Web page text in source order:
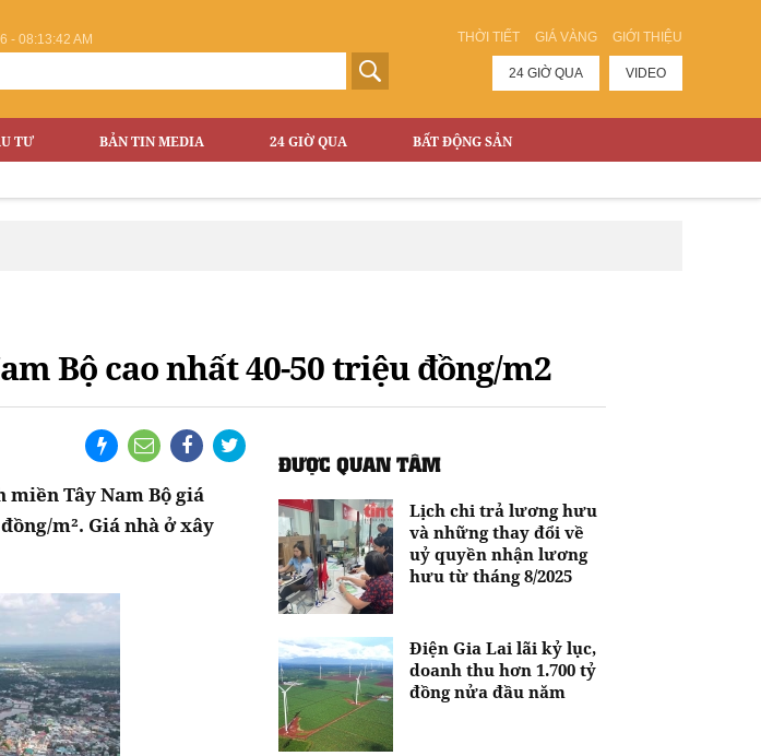
THỜI TIẾT GIÁ VÀNG GIỚI THIỆU
- 08:13:42 AM
24 GIỜ QUA VIDEO
TƯ BẢN TIN MEDIA 24 GIỜ QUA BẤT ĐỘNG SẢN
Bộ cao nhất 40-50 triệu đồng/m2
Tây Nam Bộ giá
m². Giá nhà ở xây
ĐƯỢC QUAN TÂM
Lịch chi trả lương hưu
và những thay đổi về
uỷ quyền nhận lương
hưu từ tháng 8/2025
Điện Gia Lai lãi kỷ lục,
doanh thu hơn 1.700 tỷ
đồng nửa đầu năm